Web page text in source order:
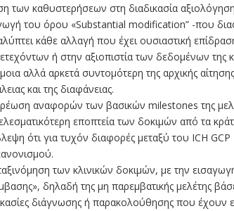
των καθυστερήσεων στη διαδικασία
του όρου «Substantial modification” -που
κάθε αλλαγή που έχει ουσιαστική
ή στην αξιοπιστία των δεδομένων της
αλλά αρκετά συντομότερη της αρχικής
και της διαφάνειας.
αναφορών των βασικών milestones της
εποπτεία των δοκιμών από τα
ότι για τυχόν διαφορές μεταξύ του ICH
των κλινικών δοκιμών, με την
δηλαδή της μη παρεμβατικής μελέτης
διάγνωσης ή παρακολούθησης που έχουν